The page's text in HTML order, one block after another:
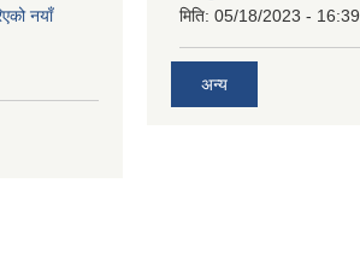
नयाँ
मिति: 05/18/2023 - 16:39
अन्य